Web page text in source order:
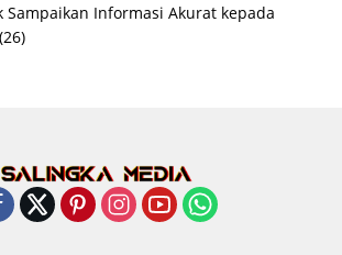
Sampaikan Informasi Akurat kepada
(26)